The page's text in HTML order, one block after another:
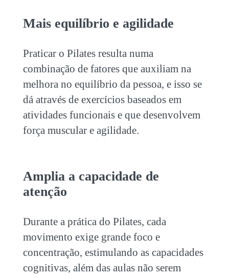
Mais equilíbrio e agilidade
Praticar o Pilates resulta numa
combinação de fatores que auxiliam na
melhora no equilíbrio da pessoa, e isso se
dá através de exercícios baseados em
atividades funcionais e que desenvolvem
força muscular e agilidade.
Amplia a capacidade de
atenção
Durante a prática do Pilates, cada
movimento exige grande foco e
concentração, estimulando as capacidades
cognitivas, além das aulas não serem